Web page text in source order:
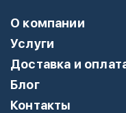
О компании
Услуги
Доставка и
Блог
Контакты